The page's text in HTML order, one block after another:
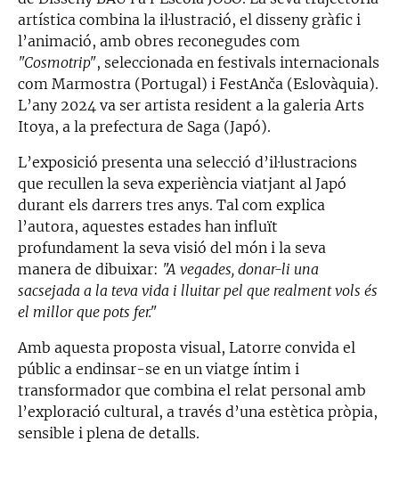
artística combina la il·lustració, el disseny gràfic i
l’animació, amb obres reconegudes com
"Cosmotrip", seleccionada en festivals internacionals
com Marmostra (Portugal) i FestAnča (Eslovàquia).
L’any 2024 va ser artista resident a la galeria Arts
Itoya, a la prefectura de Saga (Japó).
L’exposició presenta una selecció d’il·lustracions
que recullen la seva experiència viatjant al Japó
durant els darrers tres anys. Tal com explica
l’autora, aquestes estades han influït
profundament la seva visió del món i la seva
manera de dibuixar: "A vegades, donar-li una
sacsejada a la teva vida i lluitar pel que realment vols és
el millor que pots fer."
Amb aquesta proposta visual, Latorre convida el
públic a endinsar-se en un viatge íntim i
transformador que combina el relat personal amb
l’exploració cultural, a través d’una estètica pròpia,
sensible i plena de detalls.